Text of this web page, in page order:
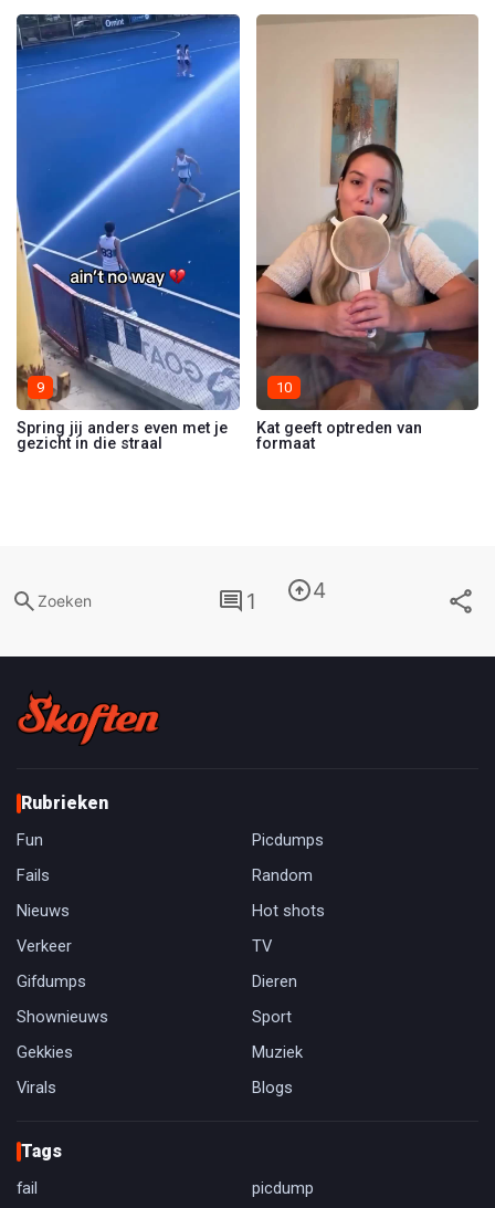
9
Spring jij anders even met je
gezicht in die straal
10
Kat geeft optreden van
formaat
Zoeken 1 4
Rubrieken
Fun
Picdumps
Fails
Random
Nieuws
Hot shots
Verkeer
TV
Gifdumps
Dieren
Shownieuws
Sport
Gekkies
Muziek
Virals
Blogs
Tags
fail
picdump